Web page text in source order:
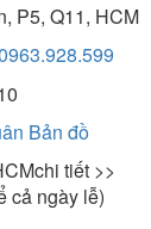
P5, Q11, HCM
Bản đồ
chi tiết >>
cả ngày lễ)